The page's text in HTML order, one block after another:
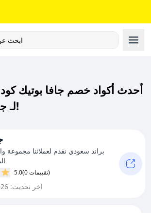
ابحث
أحدث أكواد خصم جافا بوتيك
لـ جافا بوتيك الآن!
براند سعودي نقدم لعملائنا مجموعة
5.0 (0 تقييمات)
اخر تحديث: 07/08/2026